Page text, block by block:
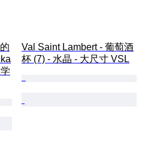
Val Saint Lambert - 葡萄酒
杯 (7) - 水晶 - 大尺寸 VSL